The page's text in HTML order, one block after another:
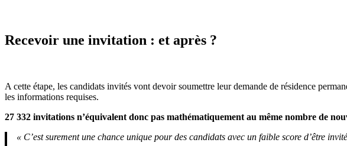
Recevoir une invitation : et après ?
A cette étape, les candidats invités vont devoir soumettre leur demande de résidence
les informations requises.
27 332 invitations n’équivalent donc pas mathématiquement au même nombre de
« C’est surement une chance unique pour des candidats avec un faible score d’être